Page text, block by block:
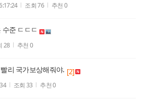
조회76 추천 0
준 ㄷㄷㄷ
28 추천 0
리 국가보상해줘야. [2]
조회 33 추천0